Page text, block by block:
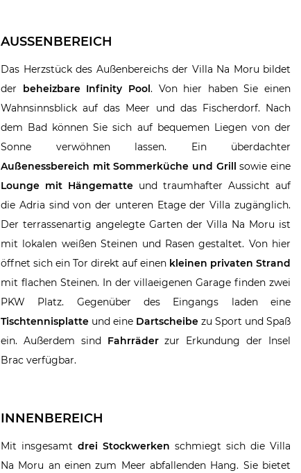
AUSSENBEREICH
Das Herzstück des Außenbereichs der Villa Na Moru bildet
der beheizbare Infinity Pool. Von hier haben Sie einen
Wahnsinnsblick auf das Meer und das Fischerdorf. Nach
dem Bad können Sie sich auf bequemen Liegen von der
Sonne verwöhnen lassen. Ein überdachter
Außenessbereich mit Sommerküche und Grill sowie eine
Lounge mit Hängematte und traumhafter Aussicht auf
die Adria sind von der unteren Etage der Villa zugänglich.
Der terrassenartig angelegte Garten der Villa Na Moru ist
mit lokalen weißen Steinen und Rasen gestaltet. Von hier
öffnet sich ein Tor direkt auf einen kleinen privaten Strand
mit flachen Steinen. In der villaeigenen Garage finden zwei
PKW Platz. Gegenüber des Eingangs laden eine
Tischtennisplatte und eine Dartscheibe zu Sport und Spaß
ein. Außerdem sind Fahrräderzur Erkundung der Insel
Brac verfügbar.
INNENBEREICH
Mit insgesamt drei Stockwerken schmiegt sich die Villa
Na Moru an einen zum Meer abfallenden Hang. Sie bietet